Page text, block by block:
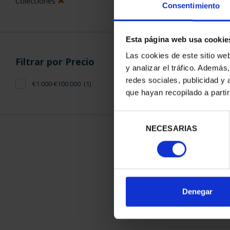
Consentimiento
Esta página web usa
Las cookies de este sitio
y analizar el tráfico.
redes sociales, publicidad y
que hayan recopilado a
consentimiento
NECESARIAS
Denegar
Filtrar por Precio
€1.000-€100.000 (1)
CAPITALES
ORDENAR POR: